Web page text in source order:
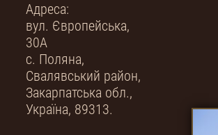
Адреса:
вул. Європейська,
30А
с. Поляна,
Свалявський район,
Закарпатська обл.,
Україна, 89313.